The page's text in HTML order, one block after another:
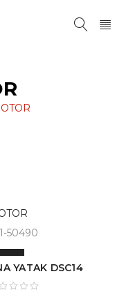
50490
YATAK DSC14